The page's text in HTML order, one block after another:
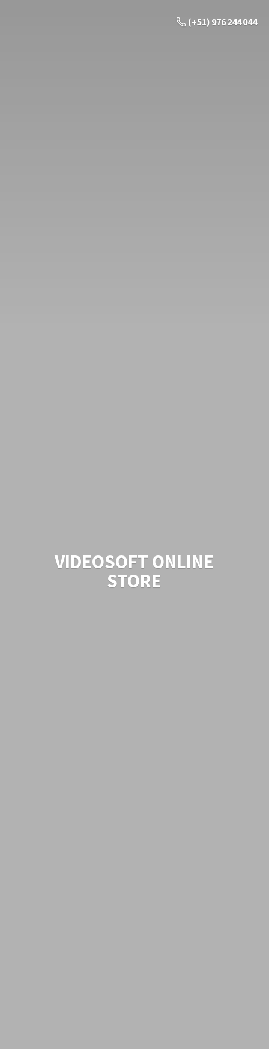
(+51) 976 244 044
VIDEOSOFT ONLINE
STORE